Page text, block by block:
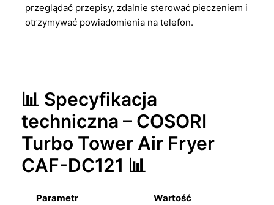
przeglądać przepisy, zdalnie sterować pieczeniem i
otrzymywać powiadomienia na telefon.
📊 Specyfikacja
techniczna – COSORI
Turbo Tower Air Fryer
CAF-DC121 📊
Parametr
Wartość